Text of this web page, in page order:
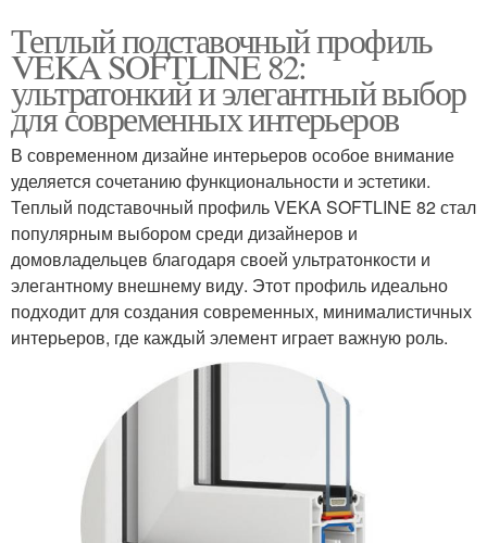
Теплый подставочный профиль
VEKA SOFTLINE 82:
ультратонкий и элегантный выбор
для современных интерьеров
В современном дизайне интерьеров особое внимание
уделяется сочетанию функциональности и эстетики.
Теплый подставочный профиль VEKA SOFTLINE 82 стал
популярным выбором среди дизайнеров и
домовладельцев благодаря своей ультратонкости и
элегантному внешнему виду. Этот профиль идеально
подходит для создания современных, минималистичных
интерьеров, где каждый элемент играет важную роль.